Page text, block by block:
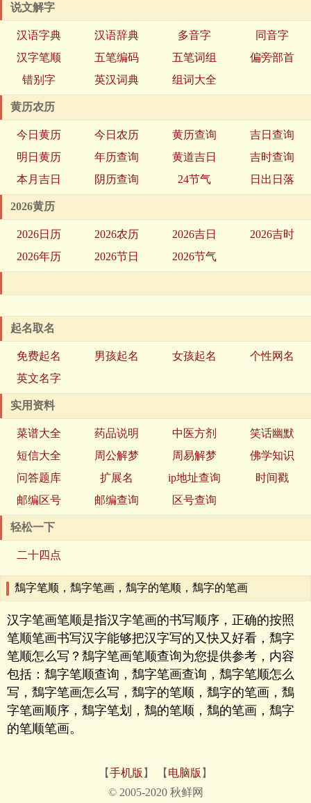
说文解字
汉语字典 汉语辞典 多音字
同音字
汉字笔顺
五笔编码 五笔词组
偏旁部首
错别字
英汉词典 组词大全
黄历农历
今日黄历 今日农历 黄历查询
吉日查询
明日黄历
年历查询 黄道吉日
吉时查询
本月吉日
阴历查询 24节气 日出日落
2026黄历
2026日历 2026农历 2026吉日
2026吉时
2026年历
2026节日 2026节气
起名取名
免费起名 男孩起名 女孩起名
个性网名
英文名字
实用资料
菜谱大全 药品说明 中医方剂
笑话幽默
短信大全
周公解梦 周易解梦
佛学知识
问答题库
扩展名 ip地址查询
时间戳
邮编区号
邮编查询 区号查询
轻松一下
二十四点
鵚字笔顺，鵚字笔画，鵚字的笔顺，鵚字的笔画
汉字笔画笔顺是指汉字笔画的书写顺序，正确的按照
笔顺笔画书写汉字能够把汉字写的又快又好看，鵚字
笔顺怎么写？鵚字笔画笔顺查询为您提供参考，内容
包括：鵚字笔顺查询，鵚字笔画查询，鵚字笔顺怎么
写，鵚字笔画怎么写，鵚字的笔顺，鵚字的笔画，鵚
字笔画顺序，鵚字笔划，鵚的笔顺，鵚的笔画，鵚字
的笔顺笔画。
【手机版 】 【 电脑版 】
© 2005-2020 秋鲜网